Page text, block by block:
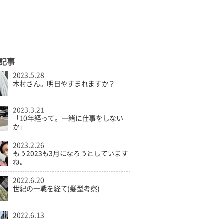
事
2023.5.28
木村さん。明日やすまれますか？
2023.3.21
「10年経って。一緒に仕事をしない
か」
2023.2.26
もう2023も3月になろうとしています
ね。
2022.6.20
世紀の一戦を経て(髪型考察)
2022.6.13